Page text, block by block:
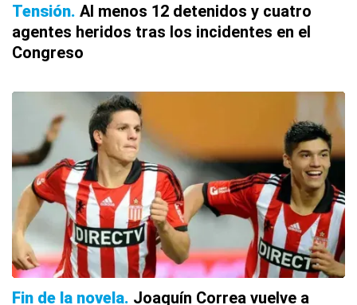
Tensión Al menos 12 detenidos y cuatro
agentes heridos tras los incidentes en el
Congreso
Fin de la novela Joaquín Correa vuelve a